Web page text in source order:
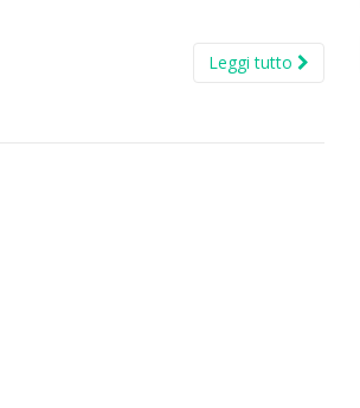
Leggi tutto